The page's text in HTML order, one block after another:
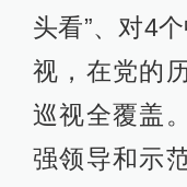
头看”、对4
视，在党的
巡视全覆盖
强领导和示